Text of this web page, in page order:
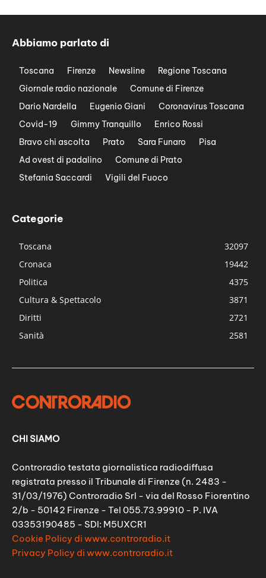
Abbiamo parlato di
Toscana Firenze Newsline
Regione Toscana
Giornale radio nazionale
Comune di Firenze
Dario Nardella
Eugenio Giani
Coronavirus Toscana
Covid-19
Gimmy Tranquillo
Enrico Rossi
Bravo chi ascolta
Prato Sara Funaro
Pisa
Ad ovest di padalino
Comune di Prato
Stefania Saccardi
Vigili del Fuoco
Categorie
Toscana
32097
Cronaca
19442
Politica
4375
Cultura & Spettacolo
3871
Diritti
2721
Sanità
2581
CHI SIAMO
Controradio testata giornalistica radiodiffusa
registrata presso il Tribunale di Firenze (n. 2483 -
31/03/1976) Controradio Srl - via del Rosso Fiorentino
2/b - 50142 Firenze - Tel 055.73.99910 - P. IVA
03353190485 - SDI: M5UXCR1
Cookie Policy di www.controradio.it
Privacy Policy di www.controradio.it